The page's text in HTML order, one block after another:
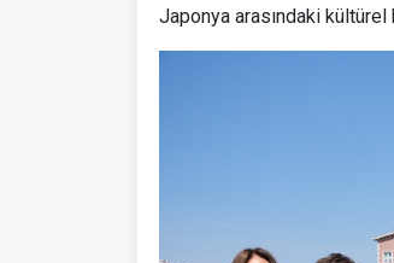
Japonya arasındaki kültürel